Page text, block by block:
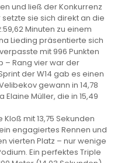
und ließ der Konkurrenz
sie sich direkt an die
Minuten zu einem
Lieding präsentierte sich
mit 996 Punkten
– Rang vier war der
der W14 gab es einen
gewann in 14,78
Müller, die in 15,49
Kloß mit 13,75 Sekunden
engagiertes Rennen und
vierten Platz – nur wenige
Ein perfektes Triple